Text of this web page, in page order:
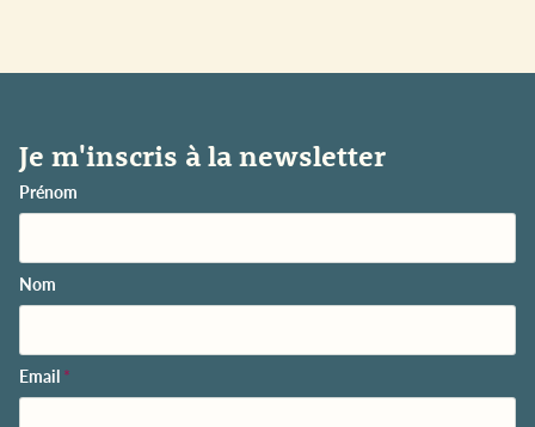
Je m'inscris à la newsletter
Prénom
Nom
Email *